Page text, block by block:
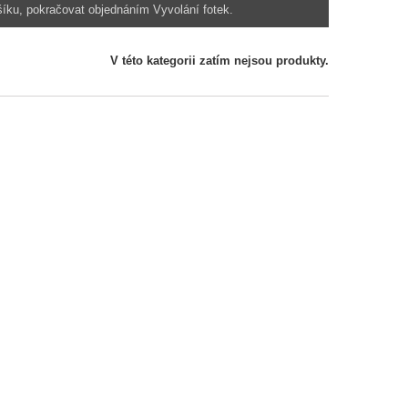
pokračovat objednáním Vyvolání fotek.
V této kategorii zatím nejsou produkty.